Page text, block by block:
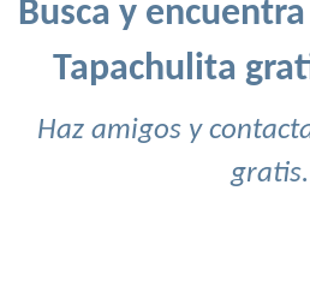
Busca y
Tapachulita
Haz amigos y
gratis.